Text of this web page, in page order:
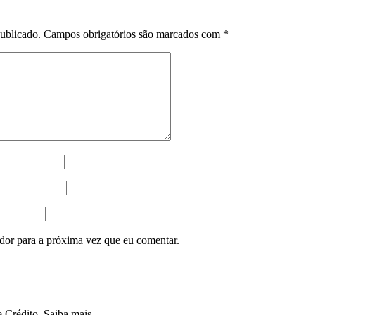
Campos obrigatórios são marcados com *
para a próxima vez que eu comentar.